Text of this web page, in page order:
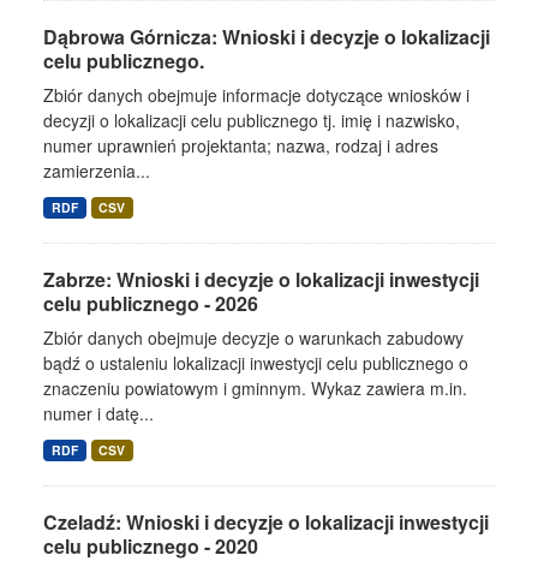
Dąbrowa Górnicza: Wnioski i decyzje o lokalizacji
celu publicznego.
Zbiór danych obejmuje informacje dotyczące wniosków i
decyzji o lokalizacji celu publicznego tj. imię i nazwisko,
numer uprawnień projektanta; nazwa, rodzaj i adres
zamierzenia...
RDF CSV
Zabrze: Wnioski i decyzje o lokalizacji inwestycji
celu publicznego - 2026
Zbiór danych obejmuje decyzje o warunkach zabudowy
bądź o ustaleniu lokalizacji inwestycji celu publicznego o
znaczeniu powiatowym i gminnym. Wykaz zawiera m.in.
numer i datę...
RDF CSV
Czeladź: Wnioski i decyzje o lokalizacji inwestycji
celu publicznego - 2020